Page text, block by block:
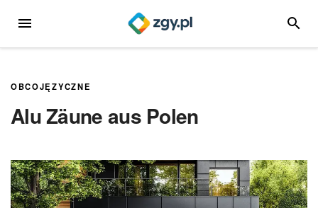
MENU
OBCOJĘZYCZNE
Alu Zäune aus Polen